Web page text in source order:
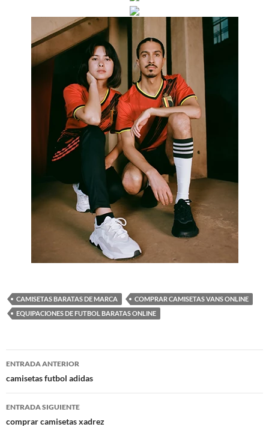
CAMISETAS BARATAS DE MARCA
COMPRAR CAMISETAS VANS ONLINE
EQUIPACIONES DE FUTBOL BARATAS ONLINE
Navegación
de
entradas
ENTRADA ANTERIOR
camisetas futbol adidas
ENTRADA SIGUIENTE
comprar camisetas xadrez